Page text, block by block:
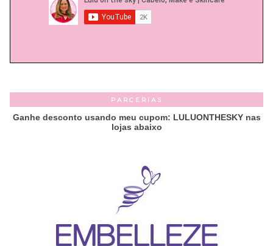
PARCERIAS
Ganhe desconto usando meu cupom: LULUONTHESKY nas
lojas abaixo